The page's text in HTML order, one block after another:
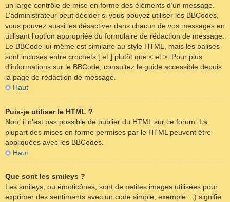
un large contrôle de mise en forme des éléments d’un message.
L’administrateur peut décider si vous pouvez utiliser les BBCodes,
vous pouvez aussi les désactiver dans chacun de vos messages en
utilisant l’option appropriée du formulaire de rédaction de message.
Le BBCode lui-même est similaire au style HTML, mais les balises
sont incluses entre crochets [ et ] plutôt que < et >. Pour plus
d’informations sur le BBCode, consultez le guide accessible depuis
la page de rédaction de message.
Haut
Puis-je utiliser le HTML ?
Non, il n’est pas possible de publier du HTML sur ce forum. La
plupart des mises en forme permises par le HTML peuvent être
appliquées avec les BBCodes.
Haut
Que sont les smileys ?
Les smileys, ou émoticônes, sont de petites images utilisées pour
exprimer des sentiments avec un code simple, exemple : :) signifie